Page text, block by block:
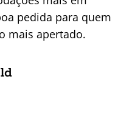
pedida para quem
mais apertado.